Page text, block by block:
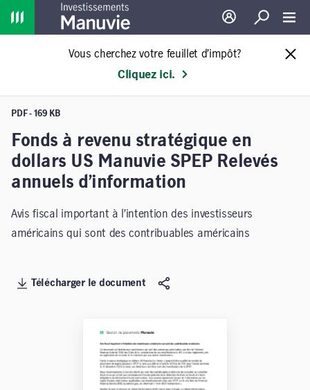
Home
Ouverture de
Recherche
Vous cherchez votre feuillet d’impôt?
Cliquez ici.
PDF - 169 KB
Fonds à revenu stratégique en
dollars US Manuvie SPEP Relevés
annuels d’information
Avis fiscal important à l’intention des investisseurs
américains qui sont des contribuables américains
Télécharger le document